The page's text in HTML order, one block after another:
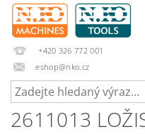
+420 326 772 001
eshop@nko.cz
2611013